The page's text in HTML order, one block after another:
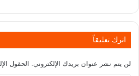
اترك تعليقاً
لن يتم نشر عنوان بريدك الإلكتروني. الحقول